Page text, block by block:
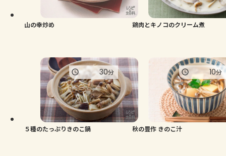
山の幸炒め 鶏肉とキノコのクリーム煮
５種のたっぷりきのこ鍋
30分
秋の豊作 きのこ汁
10分